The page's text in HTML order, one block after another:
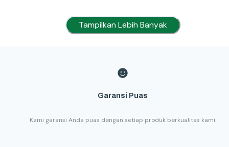
Tampilkan Lebih Banyak
Garansi Puas
Kami garansi Anda puas dengan setiap produk berkualitas kami.